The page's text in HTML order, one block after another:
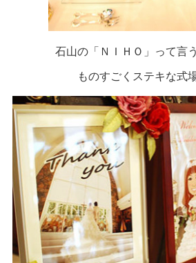
石山の「ＮＩＨＯ」って言
ものすごくステキな式